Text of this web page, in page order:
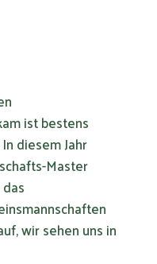
ist bestens
diesem Jahr
Master
wir sehen uns in